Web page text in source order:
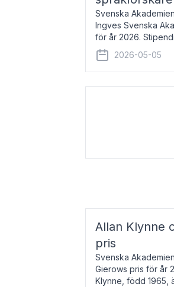
Svenska
Ingves Svenska
för år 2026.
Agebjörn, född
2026-05-05
Allan Klynne
pris
Svenska
Gierows pris för år
Klynne, född 1965,